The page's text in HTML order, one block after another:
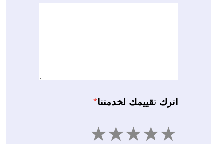
اترك تقييمك لخدمتنا*
4 3 2 1